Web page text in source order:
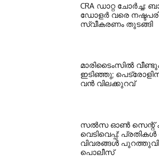
CRA ഡാറ്റ ചോർച്ച:
ഡോളർ വരെ
സ്വീകരണം തുടങ്ങി
മാരിടൈംസിൽ
ഇടിഞ്ഞു;
വൻ വിലക്കുറവ്
സൽസ ഓൺ സെന്റ്
വെടിവെപ്പ്: പ്രതികൾ
വിവരങ്ങൾ
പൊലീസ്